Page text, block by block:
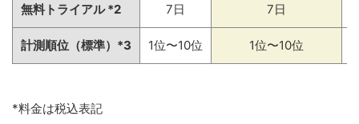
無料トライアル *2 7日 7日
計測順位（標準）*3 1位〜10位 1位〜10位
*料金は税込表記